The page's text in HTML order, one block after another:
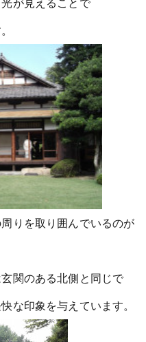
が見えることで
りを取り囲んでいるのが
関のある北側と同じで
な印象を与えています。